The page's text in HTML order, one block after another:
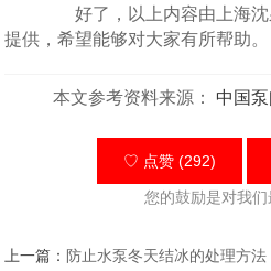
好了，以上内容由上海沈
提供，希望能够对大家有所帮助。
本文参考资料来源： 中国泵
♡ 点赞 (292)
您的鼓励是对我们
上一篇： 防止水泵冬天结冰的处理方法